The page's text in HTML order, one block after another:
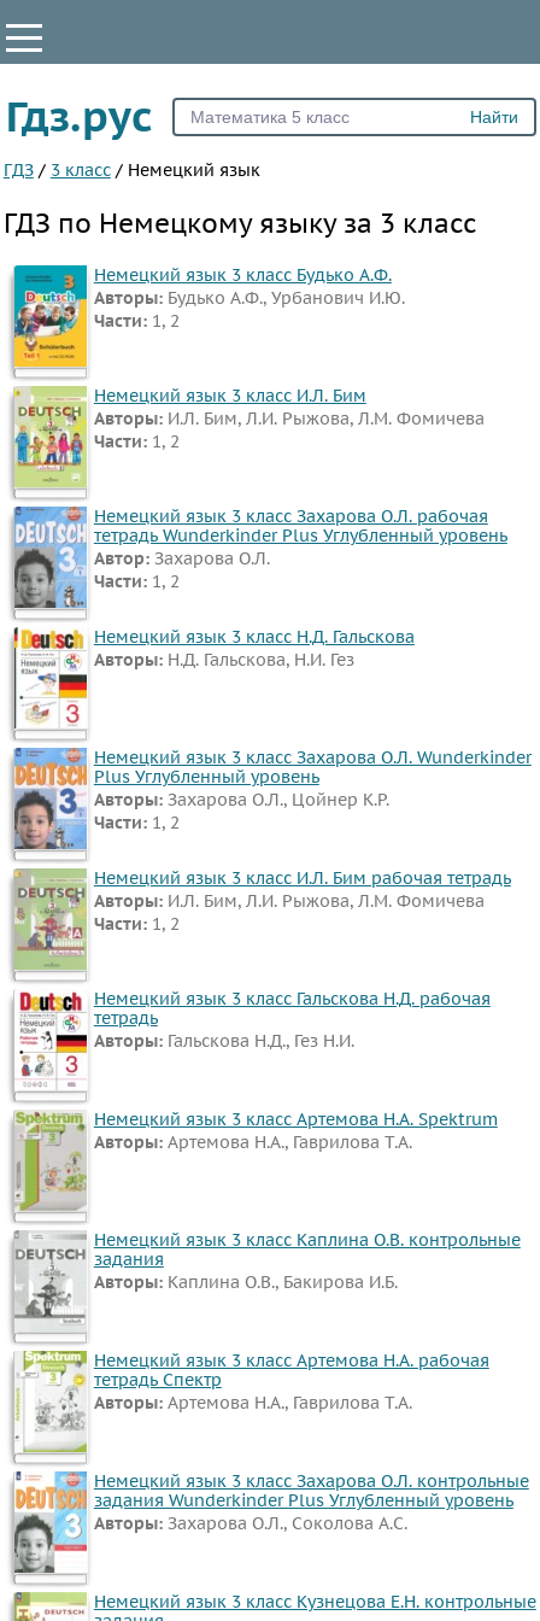
Все
2
4
5
6
7
8
9
10
ПРЕДМЕТЫ
Все
предметы
Математика
Английский
язык
Русский
язык
Немецкий
язык
Белорусский
язык
Французский
язык
Информатика
Музыка
ИЗО
Литература
Окружающий
мир
Человек
и
мир
Технология
Испанский
язык
Казахский
язык
Мир
природы
и
человека
Физкультура
Гдз.рус
ГДЗ / 3 класс / Немецкий язык
ГДЗ по Немецкому языку за 3 класс
Немецкий язык 3 класс Будько А.Ф.
Авторы: Будько А.Ф., Урбанович И.Ю.
Части: 1, 2
Немецкий язык 3 класс И.Л. Бим
Авторы: И.Л. Бим, Л.И. Рыжова, Л.М. Фомичева
Части: 1, 2
Немецкий язык 3 класс Захарова О.Л. рабочая
тетрадь Wunderkinder Plus Углубленный уровень
Автор: Захарова О.Л.
Части: 1, 2
Немецкий язык 3 класс Н.Д. Гальскова
Авторы: Н.Д. Гальскова, Н.И. Гез
Немецкий язык 3 класс Захарова О.Л. Wunderkinder
Plus Углубленный уровень
Авторы: Захарова О.Л., Цойнер К.Р.
Части: 1, 2
Немецкий язык 3 класс И.Л. Бим рабочая тетрадь
Авторы: И.Л. Бим, Л.И. Рыжова, Л.М. Фомичева
Части: 1, 2
Немецкий язык 3 класс Гальскова Н.Д. рабочая
тетрадь
Авторы: Гальскова Н.Д., Гез Н.И.
Немецкий язык 3 класс Артемова Н.А. Spektrum
Авторы: Артемова Н.А., Гаврилова Т.А.
Немецкий язык 3 класс Каплина О.В. контрольные
задания
Авторы: Каплина О.В., Бакирова И.Б.
Немецкий язык 3 класс Артемова Н.А. рабочая
тетрадь Спектр
Авторы: Артемова Н.А., Гаврилова Т.А.
Немецкий язык 3 класс Захарова О.Л. контрольные
задания Wunderkinder Plus Углубленный уровень
Авторы: Захарова О.Л., Соколова А.С.
Немецкий язык 3 класс Кузнецова Е.Н. контрольные